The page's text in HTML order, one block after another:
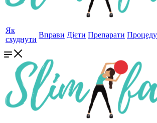
Як
схуднути
Вправи Дієти Препарати